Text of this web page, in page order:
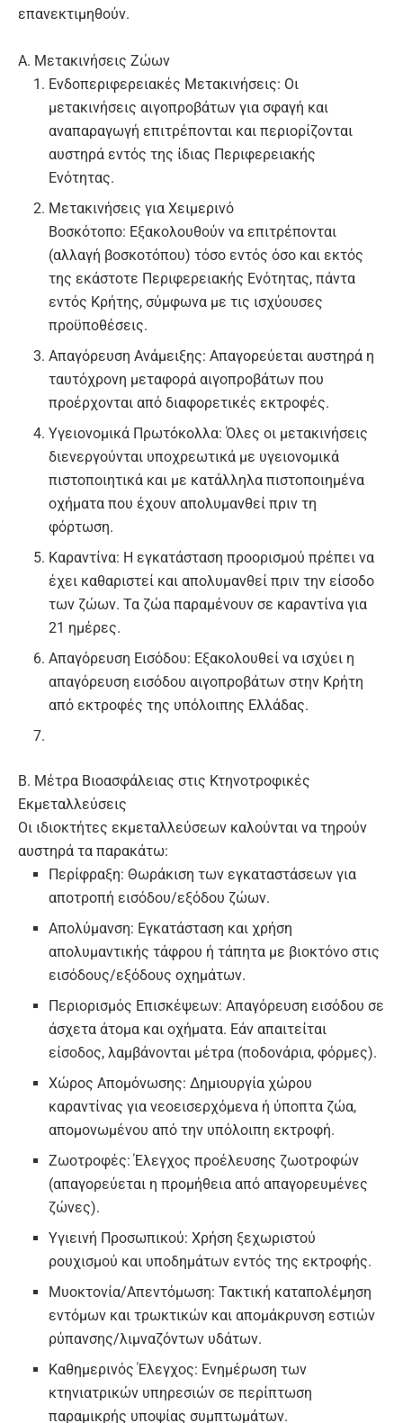
επανεκτιμηθούν.
Α. Μετακινήσεις Ζώων
Ενδοπεριφερειακές Μετακινήσεις: Οι
μετακινήσεις αιγοπροβάτων για σφαγή και
αναπαραγωγή επιτρέπονται και περιορίζονται
αυστηρά εντός της ίδιας Περιφερειακής
Ενότητας.
Μετακινήσεις για Χειμερινό
Βοσκότοπο: Εξακολουθούν να επιτρέπονται
(αλλαγή βοσκοτόπου) τόσο εντός όσο και εκτός
της εκάστοτε Περιφερειακής Ενότητας, πάντα
εντός Κρήτης, σύμφωνα με τις ισχύουσες
προϋποθέσεις.
Απαγόρευση Ανάμειξης: Απαγορεύεται αυστηρά η
ταυτόχρονη μεταφορά αιγοπροβάτων που
προέρχονται από διαφορετικές εκτροφές.
Υγειονομικά Πρωτόκολλα: Όλες οι μετακινήσεις
διενεργούνται υποχρεωτικά με υγειονομικά
πιστοποιητικά και με κατάλληλα πιστοποιημένα
οχήματα που έχουν απολυμανθεί πριν τη
φόρτωση.
Καραντίνα: Η εγκατάσταση προορισμού πρέπει να
έχει καθαριστεί και απολυμανθεί πριν την είσοδο
των ζώων. Τα ζώα παραμένουν σε καραντίνα για
21 ημέρες.
Απαγόρευση Εισόδου: Εξακολουθεί να ισχύει η
απαγόρευση εισόδου αιγοπροβάτων στην Κρήτη
από εκτροφές της υπόλοιπης Ελλάδας.
Β. Μέτρα Βιοασφάλειας στις Κτηνοτροφικές
Εκμεταλλεύσεις
Οι ιδιοκτήτες εκμεταλλεύσεων καλούνται να τηρούν
αυστηρά τα παρακάτω:
Περίφραξη: Θωράκιση των εγκαταστάσεων για
αποτροπή εισόδου/εξόδου ζώων.
Απολύμανση: Εγκατάσταση και χρήση
απολυμαντικής τάφρου ή τάπητα με βιοκτόνο στις
εισόδους/εξόδους οχημάτων.
Περιορισμός Επισκέψεων: Απαγόρευση εισόδου σε
άσχετα άτομα και οχήματα. Εάν απαιτείται
είσοδος, λαμβάνονται μέτρα (ποδονάρια, φόρμες).
Χώρος Απομόνωσης: Δημιουργία χώρου
καραντίνας για νεοεισερχόμενα ή ύποπτα ζώα,
απομονωμένου από την υπόλοιπη εκτροφή.
Ζωοτροφές: Έλεγχος προέλευσης ζωοτροφών
(απαγορεύεται η προμήθεια από απαγορευμένες
ζώνες).
Υγιεινή Προσωπικού: Χρήση ξεχωριστού
ρουχισμού και υποδημάτων εντός της εκτροφής.
Μυοκτονία/Απεντόμωση: Τακτική καταπολέμηση
εντόμων και τρωκτικών και απομάκρυνση εστιών
ρύπανσης/λιμναζόντων υδάτων.
Καθημερινός Έλεγχος: Ενημέρωση των
κτηνιατρικών υπηρεσιών σε περίπτωση
παραμικρής υποψίας συμπτωμάτων.